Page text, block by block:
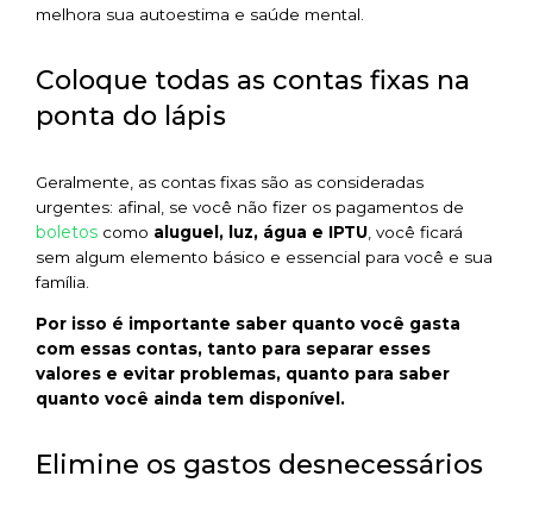
melhora sua autoestima e saúde mental.
Coloque todas as contas fixas na
ponta do lápis
Geralmente, as contas fixas são as consideradas
urgentes: afinal, se você não fizer os pagamentos de
boletos como aluguel, luz, água e IPTU , você ficará
sem algum elemento básico e essencial para você e sua
família.
Por isso é importante saber quanto você gasta
com essas contas, tanto para separar esses
valores e evitar problemas, quanto para saber
quanto você ainda tem disponível.
Elimine os gastos desnecessários